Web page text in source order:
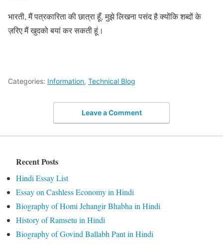
भारती, मैं पत्रकारिता की छात्रा हूँ, मुझे लिखना पसंद है क्योंकि शब्दों के
ज़रिए मैं खुदको बयां कर सकती हूं।
Categories: Information, Technical Blog
Leave a Comment
Recent Posts
Hindi Essay List
Essay on Cashless Economy in Hindi
Biography of Homi Jehangir Bhabha in Hindi
History of Ramsetu in Hindi
Biography of Govind Ballabh Pant in Hindi